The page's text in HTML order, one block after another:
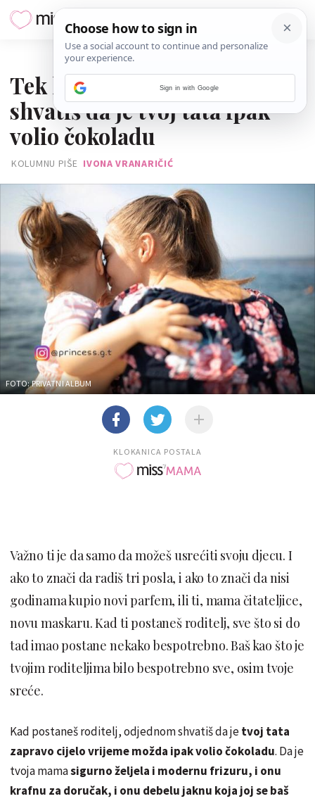
Tek kad postaneš roditelj,
shvatiš da je tvoj tata ipak
volio čokoladu
KOLUMNU PIŠE IVONA VRANARIČIĆ
FOTO: PRIVATNI ALBUM
KLOKANICA POSTALA
Važno ti je da samo da možeš usrećiti svoju djecu. I
ako to znači da radiš tri posla, i ako to znači da nisi
godinama kupio novi parfem, ili ti, mama čitateljice,
novu maskaru. Kad ti postaneš roditelj, sve što si do
tad imao postane nekako bespotrebno. Baš kao što je
tvojim roditeljima bilo bespotrebno sve, osim tvoje
sreće.
Kad postaneš roditelj, odjednom shvatiš da jetvoj tata
zapravo cijelo vrijeme možda ipak volio čokoladu. Da je
tvoja mamasigurno željela i modernu frizuru, i onu
krafnu za doručak, i onu debelu jaknu koja joj se baš
Sign in with Google